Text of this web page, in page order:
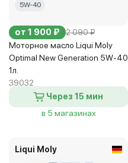
5W-40
от 1 900 ₽ 2 090 ₽
Моторное масло Liqui Moly
Optimal New Generation 5W-40
1л.
39032
Через 15 мин
в 5 магазинах
Liqui Moly